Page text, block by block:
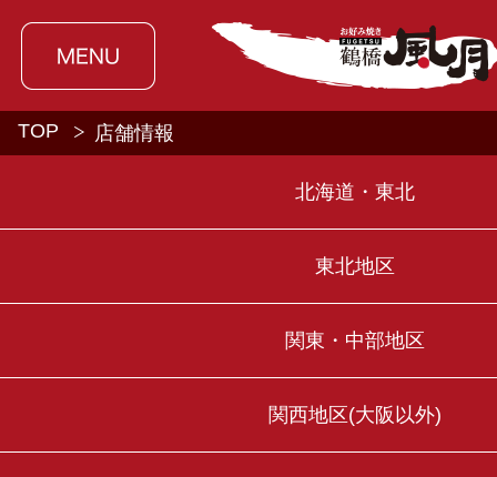
TOP 店舗情報
北海道・東北
東北地区
関東・中部地区
関西地区(大阪以外)